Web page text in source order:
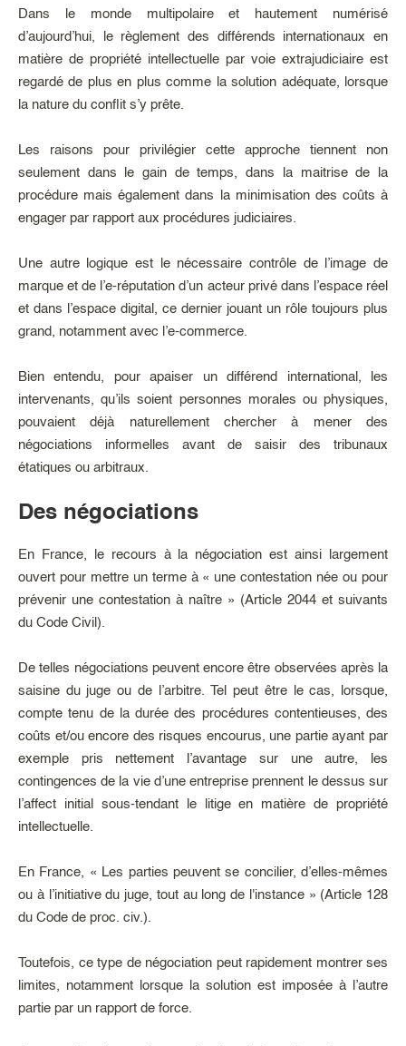
Dans le monde multipolaire et hautement numérisé
d’aujourd’hui, le règlement des différends internationaux en
matière de propriété intellectuelle par voie extrajudiciaire est
regardé de plus en plus comme la solution adéquate, lorsque
la nature du conflit s’y prête.
Les raisons pour privilégier cette approche tiennent non
seulement dans le gain de temps, dans la maitrise de la
procédure mais également dans la minimisation des coûts à
engager par rapport aux procédures judiciaires.
Une autre logique est le nécessaire contrôle de l’image de
marque et de l’e-réputation d’un acteur privé dans l’espace réel
et dans l’espace digital, ce dernier jouant un rôle toujours plus
grand, notamment avec l’e-commerce.
Bien entendu, pour apaiser un différend international, les
intervenants, qu’ils soient personnes morales ou physiques,
pouvaient déjà naturellement chercher à mener des
négociations informelles avant de saisir des tribunaux
étatiques ou arbitraux.
Des négociations
En France, le recours à la négociation est ainsi largement
ouvert pour mettre un terme à « une contestation née ou pour
prévenir une contestation à naître » (Article 2044 et suivants
du Code Civil).
De telles négociations peuvent encore être observées après la
saisine du juge ou de l’arbitre. Tel peut être le cas, lorsque,
compte tenu de la durée des procédures contentieuses, des
coûts et/ou encore des risques encourus, une partie ayant par
exemple pris nettement l’avantage sur une autre, les
contingences de la vie d’une entreprise prennent le dessus sur
l’affect initial sous-tendant le litige en matière de propriété
intellectuelle.
En France, « Les parties peuvent se concilier, d’elles-mêmes
ou à l’initiative du juge, tout au long de l'instance » (Article 128
du Code de proc. civ.).
Toutefois, ce type de négociation peut rapidement montrer ses
limites, notamment lorsque la solution est imposée à l’autre
partie par un rapport de force.